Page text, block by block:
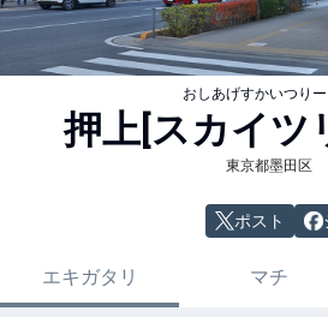
おしあげすかいつりー
押上[スカイツ
東京都墨田区
ポスト
エキガタリ マチ